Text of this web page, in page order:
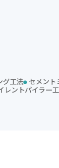
グ工法 セメント
レントパイラー